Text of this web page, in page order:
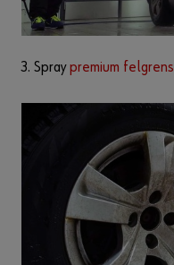
3. Spraypremium felgrens